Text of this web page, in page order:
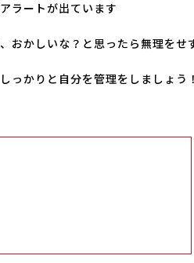
ラートが出ています
おかしいな？と思ったら無理を
っかりと自分を管理をしましょう！